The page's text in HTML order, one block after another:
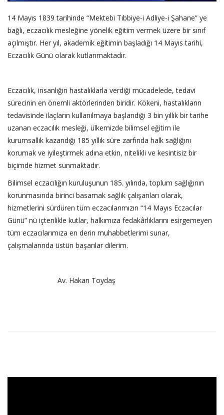
14 Mayıs 1839 tarihinde “Mektebi Tıbbiye-i Adliye-i Şahane” ye
bağlı, eczacılık mesleğine yönelik eğitim vermek üzere bir sınıf
açılmıştır. Her yıl, akademik eğitimin başladığı 14 Mayıs tarihi,
Eczacılık Günü olarak kutlanmaktadır.
Eczacılık, insanlığın hastalıklarla verdiği mücadelede, tedavi
sürecinin en önemli aktörlerinden biridir. Kökeni, hastalıkların
tedavisinde ilaçların kullanılmaya başlandığı 3 bin yıllık bir tarihe
uzanan eczacılık mesleği, ülkemizde bilimsel eğitim ile
kurumsallık kazandığı 185 yıllık süre zarfında halk sağlığını
korumak ve iyileştirmek adına etkin, nitelikli ve kesintisiz bir
biçimde hizmet sunmaktadır.
Bilimsel eczacılığın kuruluşunun 185. yılında, toplum sağlığının
korunmasında birinci basamak sağlık çalışanları olarak,
hizmetlerini sürdüren tüm eczacılarımızın “14 Mayıs Eczacılar
Günü” nü içtenlikle kutlar, halkımıza fedakârlıklarını esirgemeyen
tüm eczacılarımıza en derin muhabbetlerimi sunar,
çalışmalarında üstün başarılar dilerim.
Av. Hakan Toydaş